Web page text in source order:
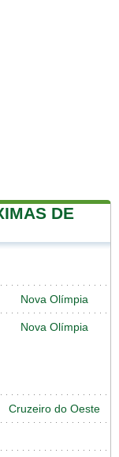
DE
Nova Olímpia
Nova Olímpia
Cruzeiro do Oeste